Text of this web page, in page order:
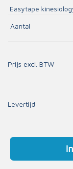
Easytape
Aantal
Prijs excl. BTW
Levertijd